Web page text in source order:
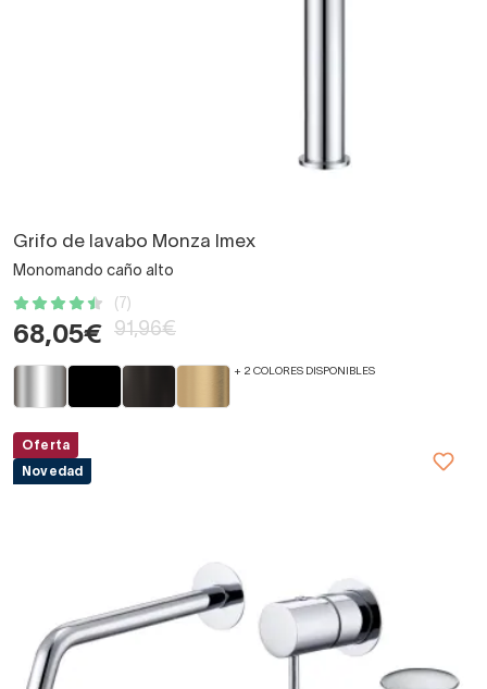
Grifo de lavabo Monza Imex
Monomando caño alto
(7)
68,05€ 91,96€
+ 2 COLORES DISPONIBLES
Oferta
Novedad